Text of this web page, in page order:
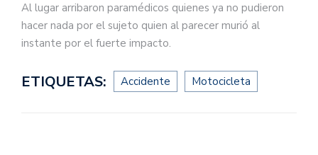
Al lugar arribaron paramédicos quienes ya no pudieron
hacer nada por el sujeto quien al parecer murió al
instante por el fuerte impacto.
ETIQUETAS: Accidente Motocicleta